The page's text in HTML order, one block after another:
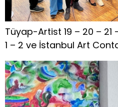
Tüyap-Artist 19 – 20 –
1 – 2 ve İstanbul Art